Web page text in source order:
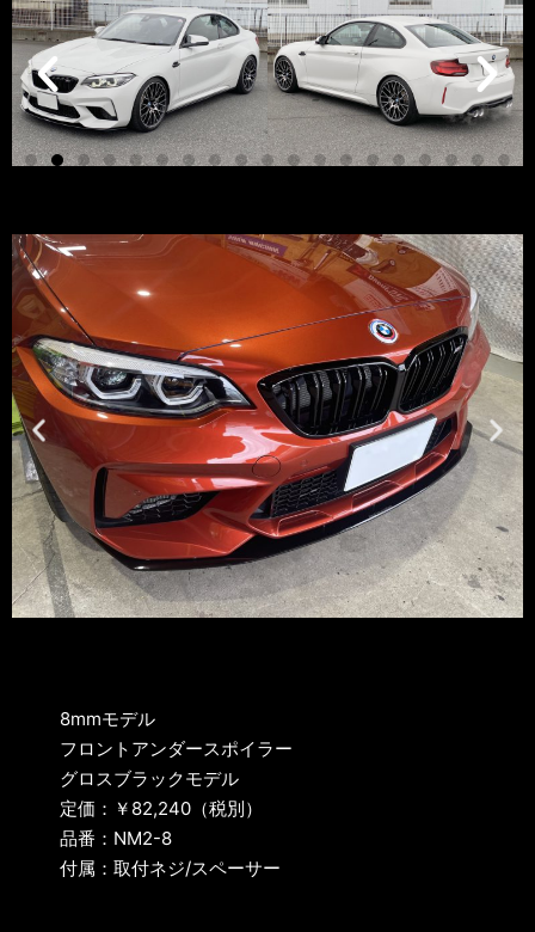
8mmモデル
フロントアンダースポイラー
グロスブラックモデル
定価：￥82,240（税別）
品番：NM2-8
付属：取付ネジ/スペーサー